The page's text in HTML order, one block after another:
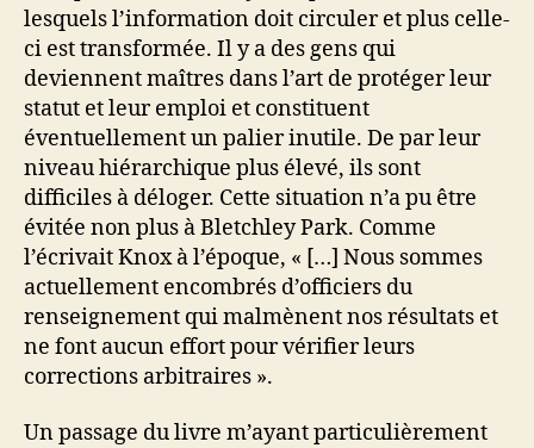
lesquels l’information doit circuler et plus celle-
ci est transformée. Il y a des gens qui
deviennent maîtres dans l’art de protéger leur
statut et leur emploi et constituent
éventuellement un palier inutile. De par leur
niveau hiérarchique plus élevé, ils sont
difficiles à déloger. Cette situation n’a pu être
évitée non plus à Bletchley Park. Comme
l’écrivait Knox à l’époque, « […] Nous sommes
actuellement encombrés d’officiers du
renseignement qui malmènent nos résultats et
ne font aucun effort pour vérifier leurs
corrections arbitraires ».
Un passage du livre m’ayant particulièrement